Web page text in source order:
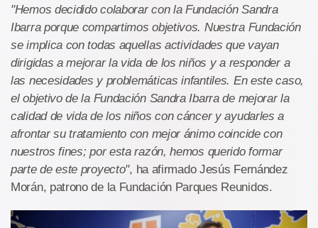
"Hemos decidido colaborar con la Fundación Sandra
Ibarra porque compartimos objetivos. Nuestra Fundación
se implica con todas aquellas actividades que vayan
dirigidas a mejorar la vida de los niños y a responder a
las necesidades y problemáticas infantiles. En este caso,
el objetivo de la Fundación Sandra Ibarra de mejorar la
calidad de vida de los niños con cáncer y ayudarles a
afrontar su tratamiento con mejor ánimo coincide con
nuestros fines; por esta razón, hemos querido formar
parte de este proyecto", ha afirmado Jesús Fernández
Morán, patrono de la Fundación Parques Reunidos.